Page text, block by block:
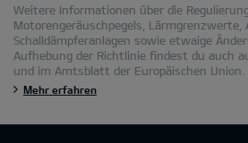
Weitere Informationen über die
Motorengeräuschpegels, Lärmgrenzwerte,
Schalldämpferanlagen sowie etwaige
Aufhebung der Richtlinie findest du auch
und im Amtsblatt der Europäischen Union.
Mehr erfahren